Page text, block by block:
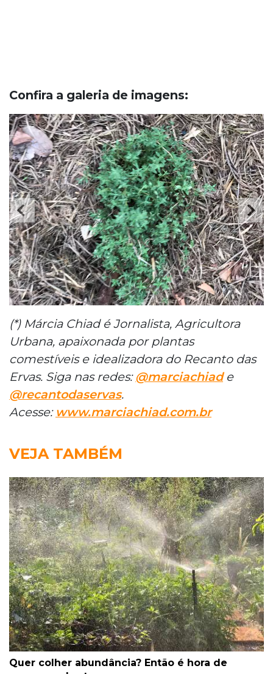
Confira a galeria de imagens:
(*) Márcia Chiad é Jornalista, Agricultora
Urbana, apaixonada por plantas
comestíveis e idealizadora do Recanto das
Ervas. Siga nas redes:@marciachiade
@recantodaservas.
Acesse: www.marciachiad.com.br
VEJA TAMBÉM
Quer colher abundância? Então é hora de